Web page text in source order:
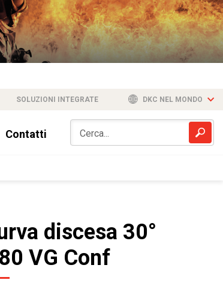
SOLUZIONI INTEGRATE DKC NEL MONDO
Contatti
discesa 30°
VG Conf